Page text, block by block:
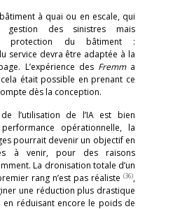
à quai ou en escale, qui
gestion des sinistres mais
protection du bâtiment :
service devra être adaptée à la
L’expérience des Fremma
était possible en prenant ce
dès la conception.
l’utilisation de l’IA est bien
opérationnelle, la
pourrait devenir un objectif en
à venir, pour des raisons
La dronisation totale d’un
rang n’est pas réaliste (36),
une réduction plus drastique
en réduisant encore le poids de